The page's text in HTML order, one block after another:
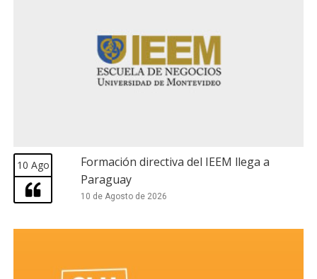
10 Ago
Formación directiva del IEEM llega a
Paraguay
10 de Agosto de 2026